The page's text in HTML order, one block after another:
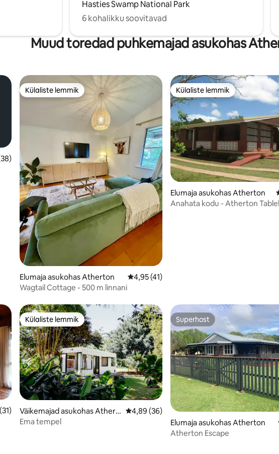
Hasties Swamp National Park
6 kohalikku soovitavad
Muud toredad puhkemajad asukohas
hinnang 4,79/5, 38 hinnangut
Külaliste lemmik
Külaliste lemmik
Elumaja asukohas Atherton Keskmine hinnang 4,95/5, 41 hinnangut
4,95 (41)
Wagtail Cottage - 500 m linnani
Külaliste lemmik
Külaliste lemmik
Elumaja asukohas Atherton
Anahata kodu - Atherton
hinnang 5/5, 31 hinnangut
Külaliste lemmik
Külaliste lemmik
Väikemajad asukohas Athert
on
Keskmine hinnang 4,89/5, 36 hinnangut
4,89 (36)
Ema tempel
Superhost
Superhost
Elumaja asukohas Atherton
Atherton Escape